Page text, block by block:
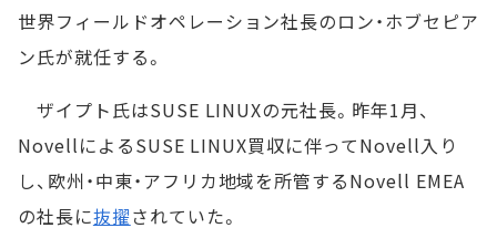
世界フィールドオペレーション社長のロン・ホブセピア
ン氏が就任する。
ザイプト氏はSUSE LINUXの元社長。昨年1月、
NovellによるSUSE LINUX買収に伴ってNovell入り
し、欧州・中東・アフリカ地域を所管するNovell EMEA
の社長に抜擢されていた。